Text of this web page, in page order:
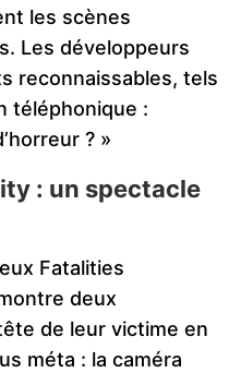
les scènes
Les développeurs
reconnaissables, tels
téléphonique :
? »
: un spectacle
Fatalities
deux
de leur victime en
méta : la caméra